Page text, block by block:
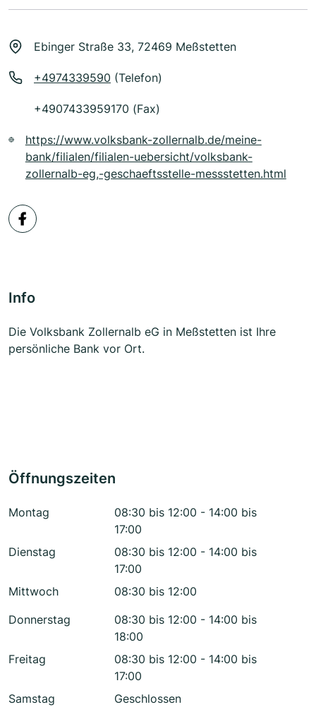
Ebinger Straße 33, 72469 Meßstetten
+4974339590 (Telefon)
+4907433959170 (Fax)
https://www.volksbank-zollernalb.de/meine-
bank/filialen/filialen-uebersicht/volksbank-
zollernalb-eg,-geschaeftsstelle-messstetten.html
Info
Die Volksbank Zollernalb eG in Meßstetten ist Ihre
persönliche Bank vor Ort.
Öffnungszeiten
Montag
08:30 bis 12:00 - 14:00 bis
17:00
Dienstag
08:30 bis 12:00 - 14:00 bis
17:00
Mittwoch
08:30 bis 12:00
Donnerstag
08:30 bis 12:00 - 14:00 bis
18:00
Freitag
08:30 bis 12:00 - 14:00 bis
17:00
Samstag
Geschlossen